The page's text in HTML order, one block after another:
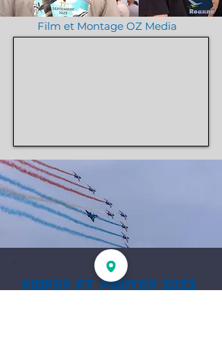
Film et Montage OZ Media
Videos ET photos 2023